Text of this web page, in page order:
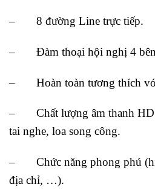
– 8 đường Line trực tiếp.
– Đàm thoại hội nghị 4 bên
– Hoàn toàn tương thích với
– Chất lượng âm thanh HD
tai nghe, loa song công.
– Chức năng phong phú
địa chỉ, …).